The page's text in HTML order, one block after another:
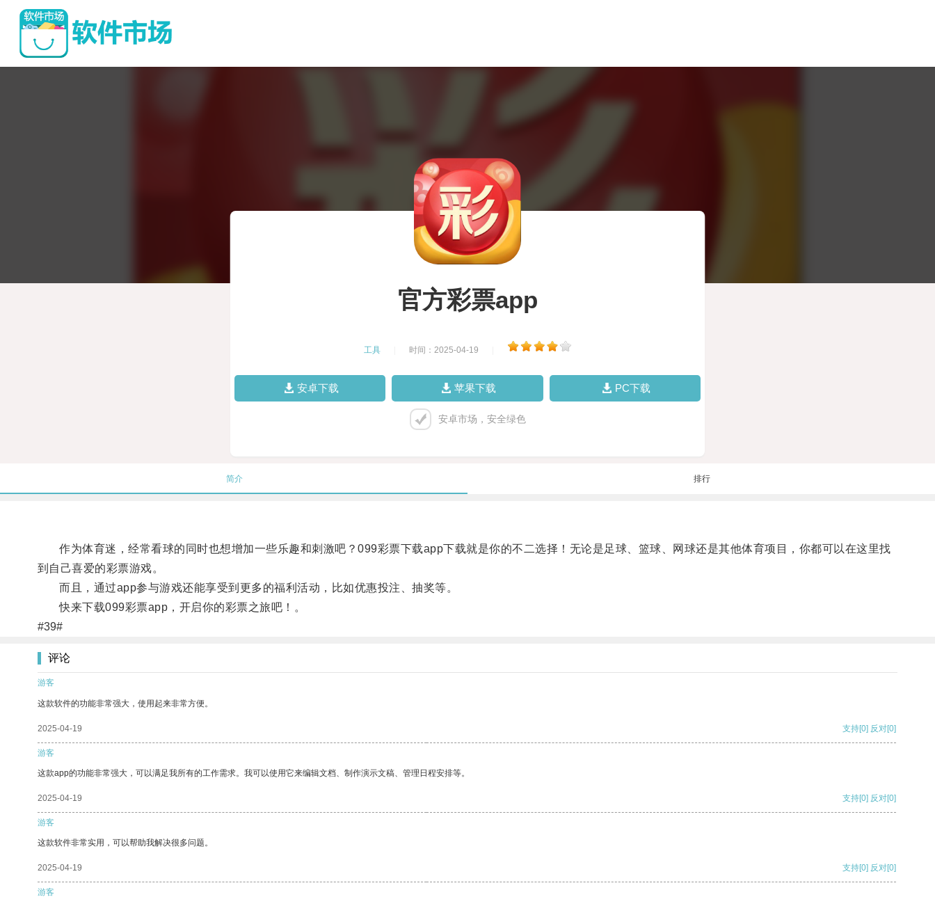
官方彩票app
工具 时间：2025-04-19
安卓下载 苹果下载 PC下载
安卓市场，安全绿色
简介 排行
作为体育迷，经常看球的同时也想增加一些乐趣和刺激吧？099彩票下载app下载就是你的不二选择！无论是足球、篮球、网球还是其他体育项目，你都可以在这里找
到自己喜爱的彩票游戏。
而且，通过app参与游戏还能享受到更多的福利活动，比如优惠投注、抽奖等。
快来下载099彩票app，开启你的彩票之旅吧！。
#39#
评论
游客
这款软件的功能非常强大，使用起来非常方便。
2025-04-19 支持[0] 反对[0]
游客
这款app的功能非常强大，可以满足我所有的工作需求。我可以使用它来编辑文档、制作演示文稿、管理日程安排等。
2025-04-19 支持[0] 反对[0]
游客
这款软件非常实用，可以帮助我解决很多问题。
2025-04-19 支持[0] 反对[0]
游客